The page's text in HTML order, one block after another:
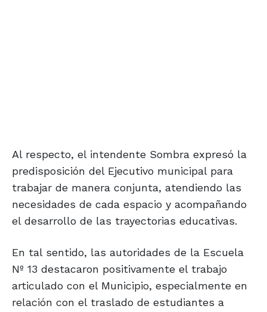
Al respecto, el intendente Sombra expresó la
predisposición del Ejecutivo municipal para
trabajar de manera conjunta, atendiendo las
necesidades de cada espacio y acompañando
el desarrollo de las trayectorias educativas.
En tal sentido, las autoridades de la Escuela
Nº 13 destacaron positivamente el trabajo
articulado con el Municipio, especialmente en
relación con el traslado de estudiantes a